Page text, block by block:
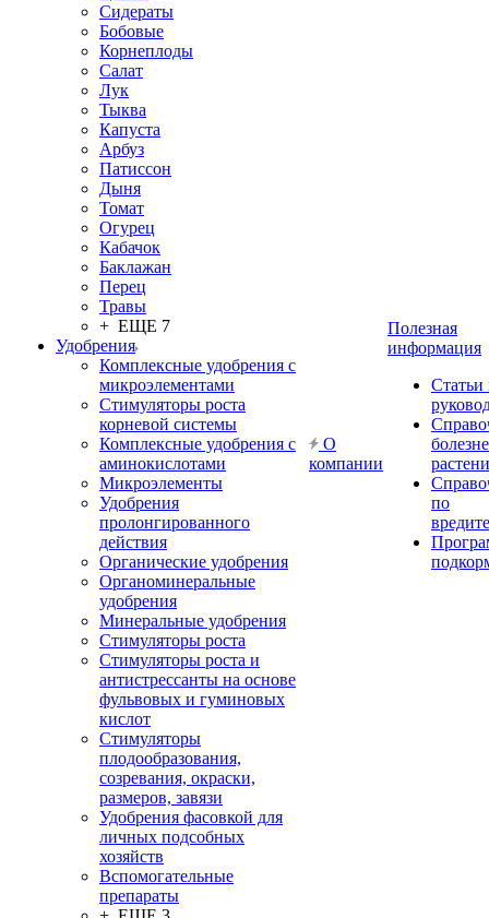
Сидераты
Бобовые
Корнеплоды
Салат
Лук
Тыква
Капуста
Арбуз
Патиссон
Дыня
Томат
Огурец
Кабачок
Баклажан
Перец
Травы
+ ЕЩЕ 7
Удобрения
Комплексные удобрения с
микроэлементами
Стимуляторы роста
корневой системы
Комплексные удобрения с
аминокислотами
Микроэлементы
Удобрения
пролонгированного
действия
Органические удобрения
Органоминеральные
удобрения
Минеральные удобрения
Стимуляторы роста
Стимуляторы роста и
антистрессанты на основе
фульвовых и гуминовых
кислот
Стимуляторы
плодообразования,
созревания, окраски,
размеров, завязи
Удобрения фасовкой для
личных подсобных
хозяйств
Вспомогательные
препараты
О
компании
Полезная
информация
Статьи
по